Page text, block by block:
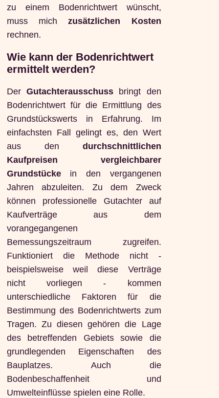
zu einem Bodenrichtwert wünscht,
muss michzusätzlichen Kosten
rechnen.
Wie kann der Bodenrichtwert
ermittelt werden?
DerGutachterausschuss bringt den
Bodenrichtwert für die Ermittlung des
Grundstückswerts in Erfahrung. Im
einfachsten Fall gelingt es, den Wert
aus den durchschnittlichen
Kaufpreisen vergleichbarer
Grundstückein den vergangenen
Jahren abzuleiten. Zu dem Zweck
können professionelle Gutachter auf
Kaufverträge aus dem
vorangegangenen
Bemessungszeitraum zugreifen.
Funktioniert die Methode nicht -
beispielsweise weil diese Verträge
nicht vorliegen - kommen
unterschiedliche Faktoren für die
Bestimmung des Bodenrichtwerts zum
Tragen. Zu diesen gehören die Lage
des betreffenden Gebiets sowie die
grundlegenden Eigenschaften des
Bauplatzes. Auch die
Bodenbeschaffenheit und
Umwelteinflüsse spielen eine Rolle.